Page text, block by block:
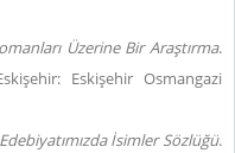
Üzerine Bir Araştırma.
Eskişehir Osmangazi
Edebiyatımızda İsimler Sözlüğü.